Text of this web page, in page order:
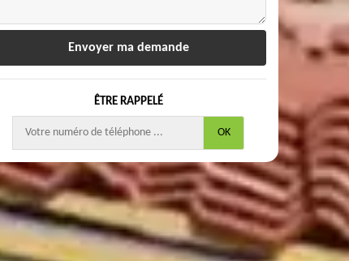
ÊTRE RAPPELÉ